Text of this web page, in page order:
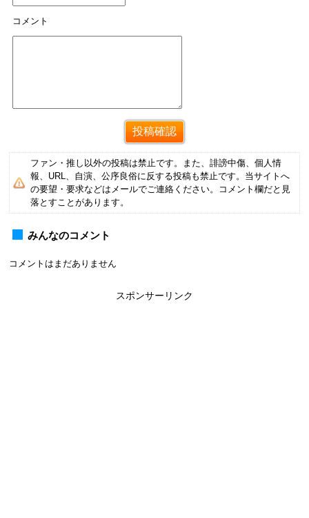
コメント
ファン・推し以外の投稿は禁止です。また、誹謗中傷、個人情
報、URL、自演、公序良俗に反する投稿も禁止です。当サイトへ
の要望・要求などはメールでご連絡ください。コメント欄だと見
落とすことがあります。
みんなのコメント
コメントはまだありません
スポンサーリンク